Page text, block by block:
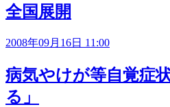
全国展開
2008年09月16日 11:00
病気やけが等自覚症
る」